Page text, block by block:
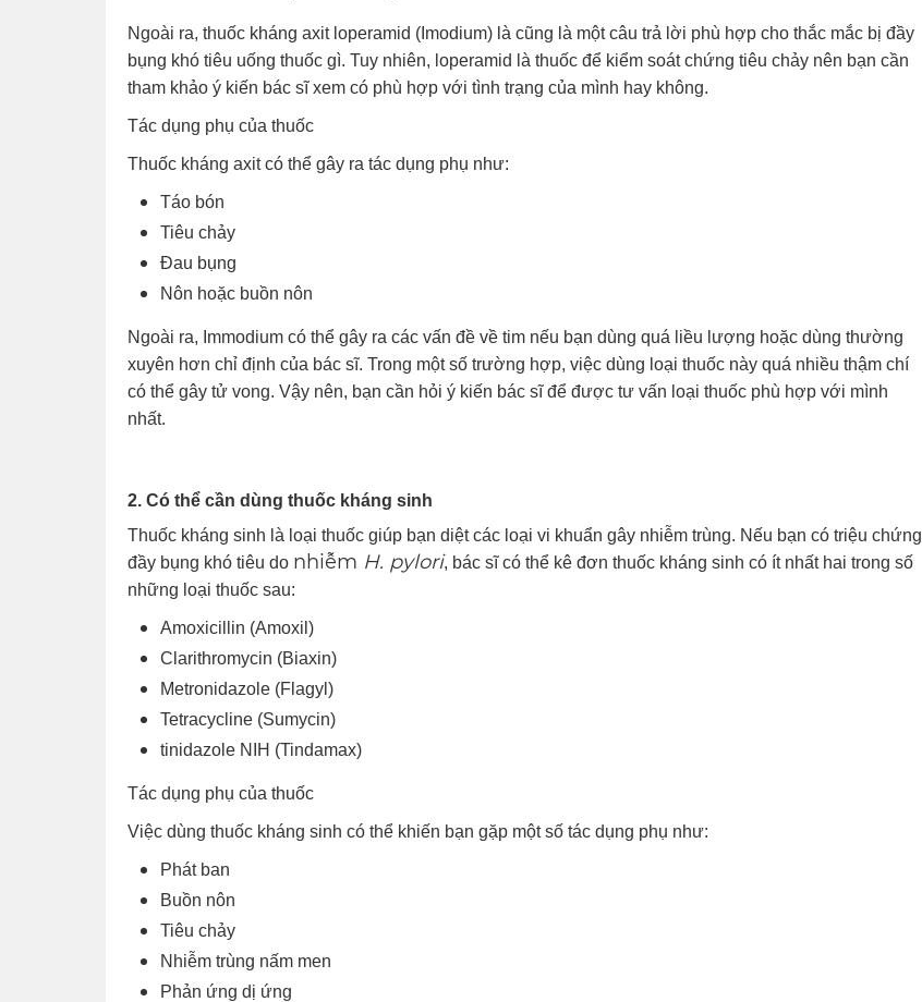
Ngoài ra, thuốc kháng axit loperamid (Imodium) là cũng là một câu trả lời phù hợp cho thắc mắc bị đầy
bụng khó tiêu uống thuốc gì. Tuy nhiên, loperamid là thuốc để kiểm soát chứng tiêu chảy nên bạn cần
tham khảo ý kiến bác sĩ xem có phù hợp với tình trạng của mình hay không.
Tác dụng phụ của thuốc
Thuốc kháng axit có thể gây ra tác dụng phụ như:
Táo bón
Tiêu chảy
Đau bụng
Nôn hoặc buồn nôn
Ngoài ra, Immodium có thể gây ra các vấn đề về tim nếu bạn dùng quá liều lượng hoặc dùng thường
xuyên hơn chỉ định của bác sĩ. Trong một số trường hợp, việc dùng loại thuốc này quá nhiều thậm chí
có thể gây tử vong. Vậy nên, bạn cần hỏi ý kiến bác sĩ để được tư vấn loại thuốc phù hợp với mình
nhất.
2. Có thể cần dùng thuốc kháng sinh
Thuốc kháng sinh là loại thuốc giúp bạn diệt các loại vi khuẩn gây nhiễm trùng. Nếu bạn có triệu chứng
đầy bụng khó tiêu do nhiễm H. pylori, bác sĩ có thể kê đơn thuốc kháng sinh có ít nhất hai trong số
những loại thuốc sau:
Amoxicillin (Amoxil)
Clarithromycin (Biaxin)
Metronidazole (Flagyl)
Tetracycline (Sumycin)
tinidazole NIH (Tindamax)
Tác dụng phụ của thuốc
Việc dùng thuốc kháng sinh có thể khiến bạn gặp một số tác dụng phụ như:
Phát ban
Buồn nôn
Tiêu chảy
Nhiễm trùng nấm men
Phản ứng dị ứng